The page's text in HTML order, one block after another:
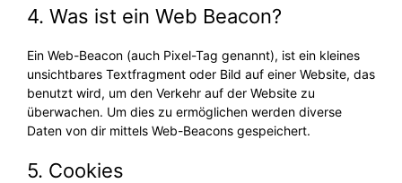
4. Was ist ein Web Beacon?
Ein Web-Beacon (auch Pixel-Tag genannt), ist ein kleines
unsichtbares Textfragment oder Bild auf einer Website, das
benutzt wird, um den Verkehr auf der Website zu
überwachen. Um dies zu ermöglichen werden diverse
Daten von dir mittels Web-Beacons gespeichert.
5. Cookies